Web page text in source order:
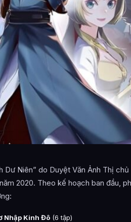
Dư Niên” do Duyệt Văn Ảnh Thị
2020. Theo kế hoạch ban đầu,
Nhập Kinh Đô (6 tập)